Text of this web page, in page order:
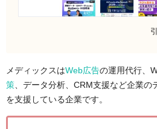
要問い合わ
メディックスはWeb広告の運用代行、
策 、データ分析、CRM支援など企業
を支援している企業です。​